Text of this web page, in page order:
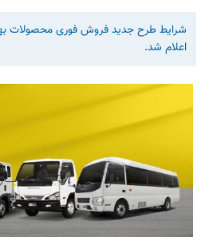
اعلام شد.